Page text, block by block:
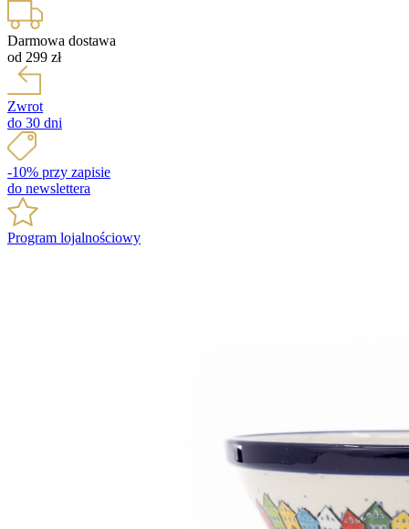
Darmowa dostawa
od 299 zł
Zwrot
do 30 dni
-10% przy zapisie
do newslettera
Program lojalnościowy